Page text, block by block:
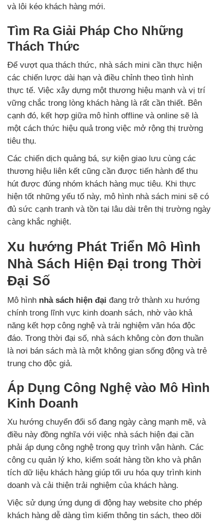
và lôi kéo khách hàng mới.
Tìm Ra Giải Pháp Cho Những
Thách Thức
Để vượt qua thách thức, nhà sách mini cần thực hiện
các chiến lược dài hạn và điều chỉnh theo tình hình
thực tế. Việc xây dựng một thương hiệu mạnh và vị trí
vững chắc trong lòng khách hàng là rất cần thiết. Bên
cạnh đó, kết hợp giữa mô hình offline và online sẽ là
một cách thức hiệu quả trong việc mở rộng thị trường
tiêu thụ.
Các chiến dịch quảng bá, sự kiện giao lưu cùng các
thương hiệu liên kết cũng cần được tiến hành để thu
hút được đúng nhóm khách hàng mục tiêu. Khi thực
hiện tốt những yếu tố này, mô hình nhà sách mini sẽ có
đủ sức cạnh tranh và tồn tại lâu dài trên thị trường ngày
càng khắc nghiệt.
Xu hướng Phát Triển Mô Hình
Nhà Sách Hiện Đại trong Thời
Đại Số
Mô hình nhà sách hiện đại đang trở thành xu hướng
chính trong lĩnh vực kinh doanh sách, nhờ vào khả
năng kết hợp công nghệ và trải nghiệm văn hóa độc
đáo. Trong thời đại số, nhà sách không còn đơn thuần
là nơi bán sách mà là một không gian sống động và trẻ
trung cho độc giả.
Áp Dụng Công Nghệ vào Mô Hình
Kinh Doanh
Xu hướng chuyển đổi số đang ngày càng mạnh mẽ, và
điều này đồng nghĩa với việc nhà sách hiện đại cần
phải áp dụng công nghệ trong quy trình vận hành. Các
công cụ quản lý kho, kiểm soát hàng tồn kho và phân
tích dữ liệu khách hàng giúp tối ưu hóa quy trình kinh
doanh và cải thiện trải nghiệm của khách hàng.
Việc sử dụng ứng dụng di động hay website cho phép
khách hàng dễ dàng tìm kiếm thông tin sách, theo dõi